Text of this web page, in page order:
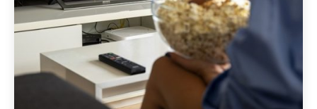
Geschrieben von
Redaktion Immofragen Bezirk Mödling (AT)